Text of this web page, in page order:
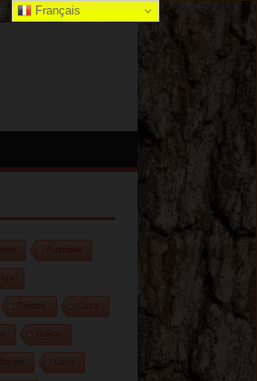
Australie
Grèce
Français